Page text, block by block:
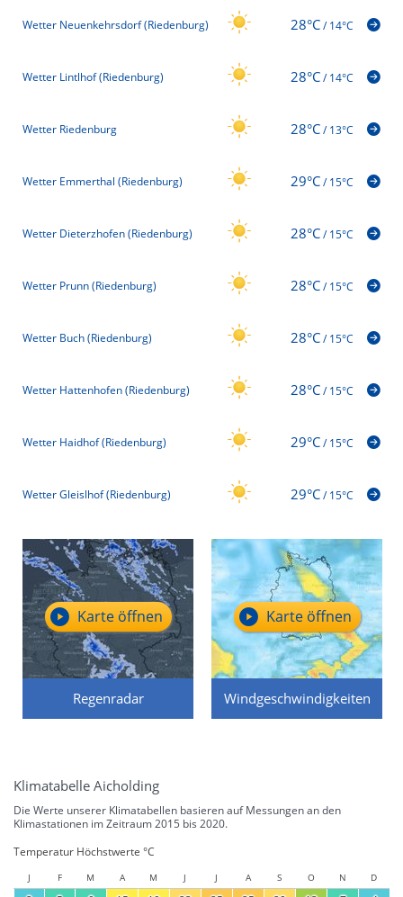
Wetter Neuenkehrsdorf (Riedenburg) 28°C/14°C
Wetter Lintlhof (Riedenburg) 28°C/14°C
Wetter Riedenburg 28°C/13°C
Wetter Emmerthal (Riedenburg) 29°C/15°C
Wetter Dieterzhofen (Riedenburg) 28°C/15°C
Wetter Prunn (Riedenburg) 28°C/15°C
Wetter Buch (Riedenburg) 28°C/15°C
Wetter Hattenhofen (Riedenburg) 28°C/15°C
Wetter Haidhof (Riedenburg) 29°C/15°C
Wetter Gleislhof (Riedenburg) 29°C/15°C
Regenradar
Karte öffnen
Windgeschwindigkeiten
Karte öffnen
Klimatabelle Aicholding
Die Werte unserer Klimatabellen basieren auf Messungen an den
Klimastationen im Zeitraum 2015 bis 2020.
Temperatur Höchstwerte °C
J F M A M J J A S O N D